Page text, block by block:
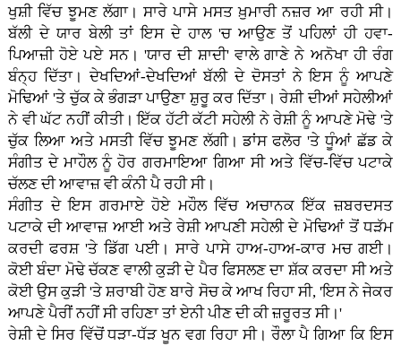
ਖੁਸ਼ੀ ਵਿੱਚ ਝੂਮਣ ਲੱਗਾ। ਸਾਰੇ ਪਾਸੇ ਮਸਤ ਖ਼ੁਮਾਰੀ ਨਜ਼ਰ ਆ ਰਹੀ ਸੀ।
ਬੱਲੀ ਦੇ ਯਾਰ ਬੇਲੀ ਤਾਂ ਇਸ ਦੇ ਹਾਲ 'ਚ ਆਉਣ ਤੋਂ ਪਹਿਲਾਂ ਹੀ ਹਵਾ-
ਪਿਆਜ਼ੀ ਹੋਏ ਪਏ ਸਨ। 'ਯਾਰ ਦੀ ਸ਼ਾਦੀ' ਵਾਲੇ ਗਾਣੇ ਨੇ ਅਨੋਖਾ ਹੀ ਰੰਗ
ਬੰਨ੍ਹ ਦਿੱਤਾ। ਦੇਖਦਿਆਂ-ਦੇਖਦਿਆਂ ਬੱਲੀ ਦੇ ਦੋਸਤਾਂ ਨੇ ਇਸ ਨੂੰ ਆਪਣੇ
ਮੋਢਿਆਂ 'ਤੇ ਚੁੱਕ ਕੇ ਭੰਗੜਾ ਪਾਉਣਾ ਸ਼ੁਰੂ ਕਰ ਦਿੱਤਾ। ਰੇਸ਼ੀ ਦੀਆਂ ਸਹੇਲੀਆਂ
ਨੇ ਵੀ ਘੱਟ ਨਹੀਂ ਕੀਤੀ। ਇੱਕ ਹੱਟੀ ਕੱਟੀ ਸਹੇਲੀ ਨੇ ਰੇਸ਼ੀ ਨੂੰ ਆਪਣੇ ਮੋਢੇ 'ਤੇ
ਚੁੱਕ ਲਿਆ ਅਤੇ ਮਸਤੀ ਵਿੱਚ ਝੂਮਣ ਲੱਗੀ। ਡਾਂਸ ਫਲੋਰ 'ਤੇ ਧੂੰਆਂ ਛੱਡ ਕੇ
ਸੰਗੀਤ ਦੇ ਮਾਹੌਲ ਨੂੰ ਹੋਰ ਗਰਮਾਇਆ ਗਿਆ ਸੀ ਅਤੇ ਵਿੱਚ-ਵਿੱਚ ਪਟਾਕੇ
ਚੱਲਣ ਦੀ ਆਵਾਜ਼ ਵੀ ਕੰਨੀ ਪੈ ਰਹੀ ਸੀ।
ਸੰਗੀਤ ਦੇ ਇਸ ਗਰਮਾਏ ਹੋਏ ਮਹੌਲ ਵਿੱਚ ਅਚਾਨਕ ਇੱਕ ਜ਼ਬਰਦਸਤ
ਪਟਾਕੇ ਦੀ ਆਵਾਜ਼ ਆਈ ਅਤੇ ਰੇਸ਼ੀ ਆਪਣੀ ਸਹੇਲੀ ਦੇ ਮੋਢਿਆਂ ਤੋਂ ਧੜੱਮ
ਕਰਦੀ ਫਰਸ਼ 'ਤੇ ਡਿੱਗ ਪਈ। ਸਾਰੇ ਪਾਸੇ ਹਾਅ-ਹਾਅ-ਕਾਰ ਮਚ ਗਈ।
ਕੋਈ ਬੰਦਾ ਮੋਢੇ ਚੱਕਣ ਵਾਲੀ ਕੁੜੀ ਦੇ ਪੈਰ ਫਿਸਲਣ ਦਾ ਸ਼ੱਕ ਕਰਦਾ ਸੀ ਅਤੇ
ਕੋਈ ਉਸ ਕੁੜੀ 'ਤੇ ਸ਼ਰਾਬੀ ਹੋਣ ਬਾਰੇ ਸੋਚ ਕੇ ਆਖ ਰਿਹਾ ਸੀ, 'ਇਸ ਨੇ ਜੇਕਰ
ਆਪਣੇ ਪੈਰੀਂ ਨਹੀਂ ਸੀ ਰਹਿਣਾ ਤਾਂ ਏਨੀ ਪੀਣ ਦੀ ਕੀ ਜ਼ਰੂਰਤ ਸੀ।'
ਰੇਸ਼ੀ ਦੇ ਸਿਰ ਵਿੱਚੋਂ ਧੜਾ-ਧੱੜ ਖੂਨ ਵਗ ਰਿਹਾ ਸੀ। ਰੌਲਾ ਪੈ ਗਿਆ ਕਿ ਇਸ